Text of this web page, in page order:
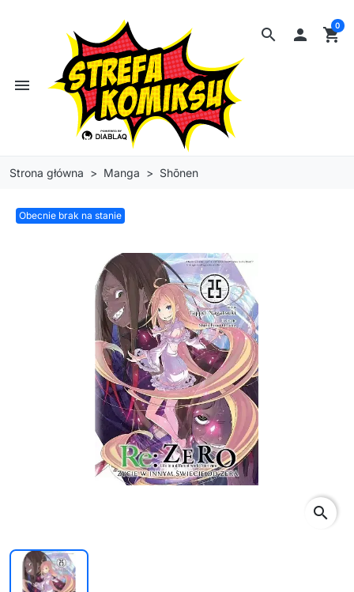
search
menu
 shopping_cart
0
Strona główna Manga Shōnen
Obecnie brak na stanie
search